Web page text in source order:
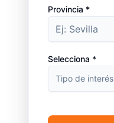
Provincia *
Selecciona *
Tipo de interés